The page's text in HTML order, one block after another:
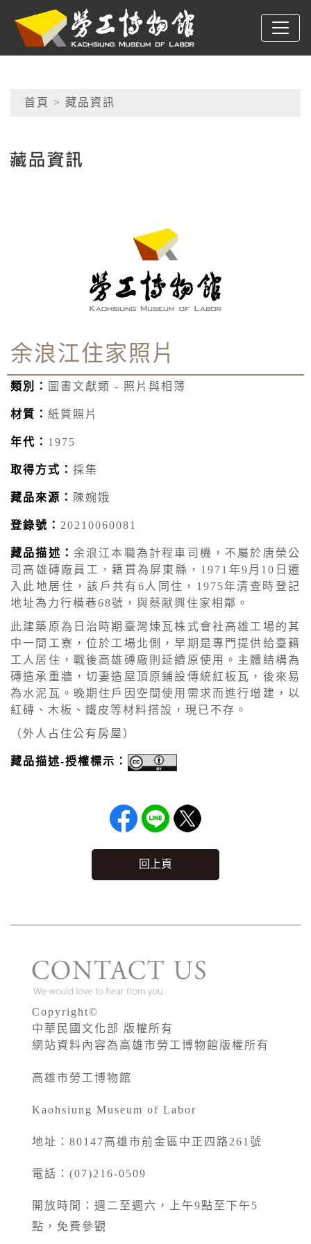
跳到主要內容
高雄市勞工博物館
網頁導覽
首頁 > 藏品資訊
余浪江住家照片
類別： 圖書文獻類 - 照片與相簿
材質： 紙質照片
年代： 1975
取得方式： 採集
藏品來源： 陳婉娥
登錄號： 20210060081
藏品描述： 余浪江本職為計程車司機，不屬於唐榮公
司高雄磚廠員工，籍貫為屏東縣，1971年9月10日遷
入此地居住，該戶共有6人同住，1975年清查時登記
地址為力行橫巷68號，與蔡献興住家相鄰。
此建築原為日治時期臺灣煉瓦株式會社高雄工場的其
中一間工寮，位於工場北側，早期是專門提供給臺籍
工人居住，戰後高雄磚廠則延續原使用。主體結構為
磚造承重牆，切妻造屋頂原鋪設傳統紅板瓦，後來易
為水泥瓦。晚期住戶因空間使用需求而進行增建，以
紅磚、木板、鐵皮等材料搭設，現已不存。
（外人占住公有房屋）
藏品描述-授權標示：
回上頁
Copyright©
中華民國文化部 版權所有
網站資料內容為高雄市勞工博物館版權所有
高雄市勞工博物館
Kaohsiung Museum of Labor
地址：80147高雄市前金區中正四路261號
電話：(07)216-0509
開放時間：週二至週六，上午9點至下午5
點，免費參觀